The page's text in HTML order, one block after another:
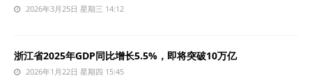
2026年3月25日 星期三 14:12
浙江省2025年GDP同比增长5.5%，即将突破10万亿
2026年1月22日 星期四 15:45